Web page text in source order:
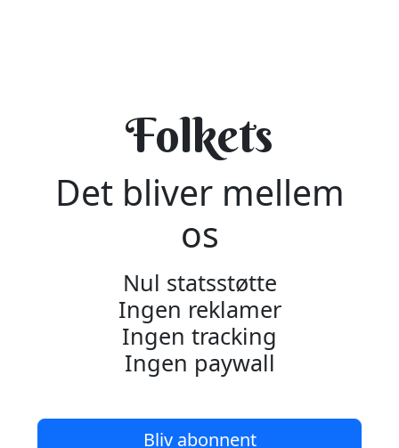
Folkets
Det bliver mellem
os
Nul statsstøtte
Ingen reklamer
Ingen tracking
Ingen paywall
Bliv abonnent